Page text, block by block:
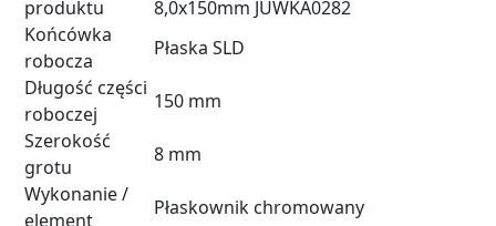
produktu
8,0x150mm JUWKA0282
Końcówka
robocza
Płaska SLD
Długość części
roboczej
150 mm
Szerokość
grotu
8 mm
Wykonanie /
element
Płaskownik chromowany